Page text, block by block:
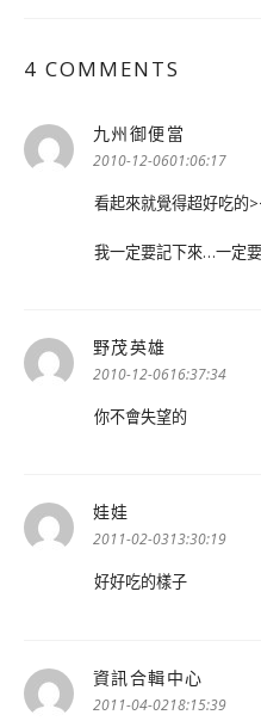
4 COMMENTS
九州御便當
示:
2010-12-0601:06:17
看起來就覺得超好吃的
我一定要記下來…一定
野茂英雄
示:
2010-12-0616:37:34
你不會失望的
娃娃
示:
2011-02-0313:30:19
好好吃的樣子
資訊合輯中心
示:
2011-04-0218:15:39